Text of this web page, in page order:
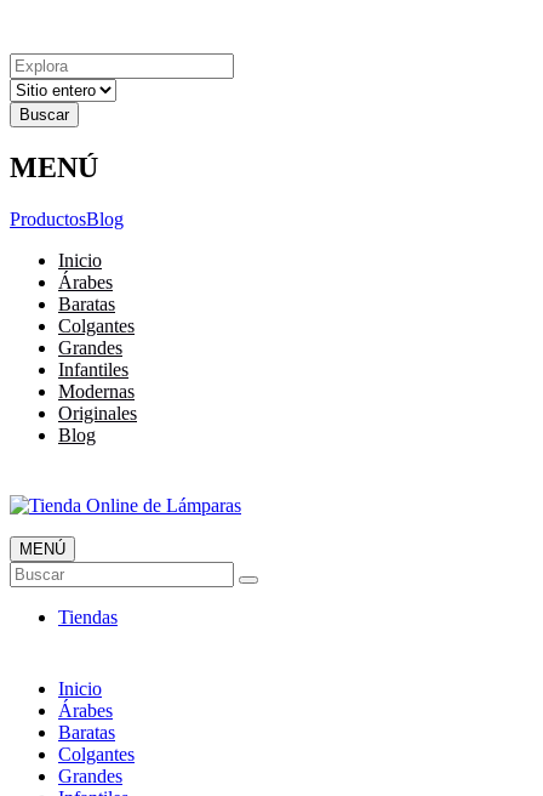
Resultados
para
MENÚ
ProductosBlog
Inicio
Árabes
Baratas
Colgantes
Grandes
Infantiles
Modernas
Originales
Blog
Tienda Online de Lámparas
TOP en Ventas
MENÚ
Buscar
Tiendas
Inicio
Árabes
Baratas
Colgantes
Grandes